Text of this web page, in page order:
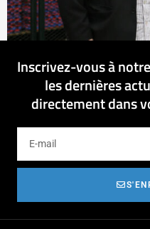
Inscrivez-vous à
les dernières
directement dans